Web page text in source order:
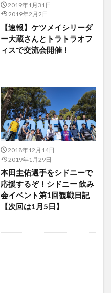
2019年1月31日
2019年2月2日
【速報】ケツメイシリーダ
ー大蔵さんとトラトラオフ
ィスで交流会開催！
2018年12月14日
2019年1月29日
本田圭佑選手をシドニーで
応援するぞ！シドニー 飲み
会イベント第1回観戦日記
【次回は1月5日】